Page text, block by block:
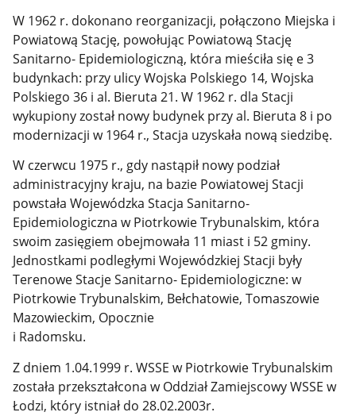
W 1962 r. dokonano reorganizacji, połączono Miejska i
Powiatową Stację, powołując Powiatową Stację
Sanitarno- Epidemiologiczną, która mieściła się e 3
budynkach: przy ulicy Wojska Polskiego 14, Wojska
Polskiego 36 i al. Bieruta 21. W 1962 r. dla Stacji
wykupiony został nowy budynek przy al. Bieruta 8 i po
modernizacji w 1964 r., Stacja uzyskała nową siedzibę.
W czerwcu 1975 r., gdy nastąpił nowy podział
administracyjny kraju, na bazie Powiatowej Stacji
powstała Wojewódzka Stacja Sanitarno-
Epidemiologiczna w Piotrkowie Trybunalskim, która
swoim zasięgiem obejmowała 11 miast i 52 gminy.
Jednostkami podległymi Wojewódzkiej Stacji były
Terenowe Stacje Sanitarno- Epidemiologiczne: w
Piotrkowie Trybunalskim, Bełchatowie, Tomaszowie
Mazowieckim, Opocznie
i Radomsku.
Z dniem 1.04.1999 r. WSSE w Piotrkowie Trybunalskim
została przekształcona w Oddział Zamiejscowy WSSE w
Łodzi, który istniał do 28.02.2003r.